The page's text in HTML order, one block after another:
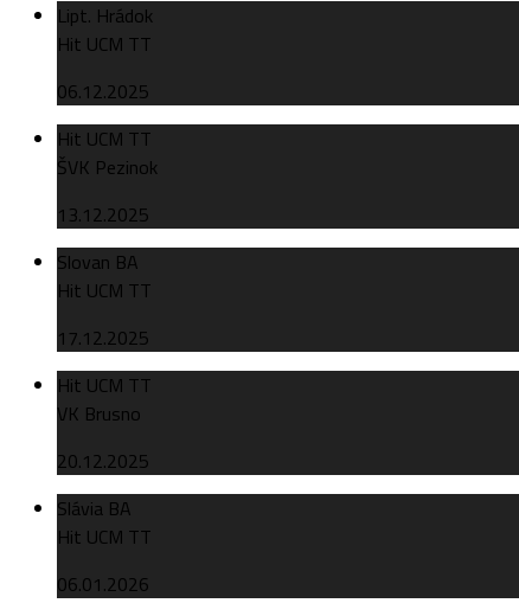
Lipt. Hrádok
Hit UCM TT
06.12.2025
Hit UCM TT
ŠVK Pezinok
13.12.2025
Slovan BA
Hit UCM TT
17.12.2025
Hit UCM TT
VK Brusno
20.12.2025
Slávia BA
Hit UCM TT
06.01.2026